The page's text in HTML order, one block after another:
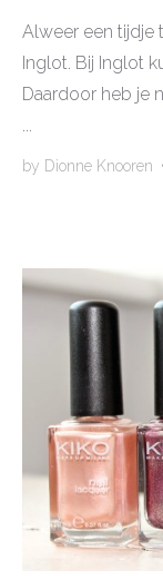
Alweer een tijdje
Inglot. Bij Inglot
Daardoor heb je
by Dionne Knooren •